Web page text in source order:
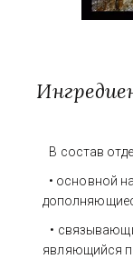
В состав
• основной
•
являющийся